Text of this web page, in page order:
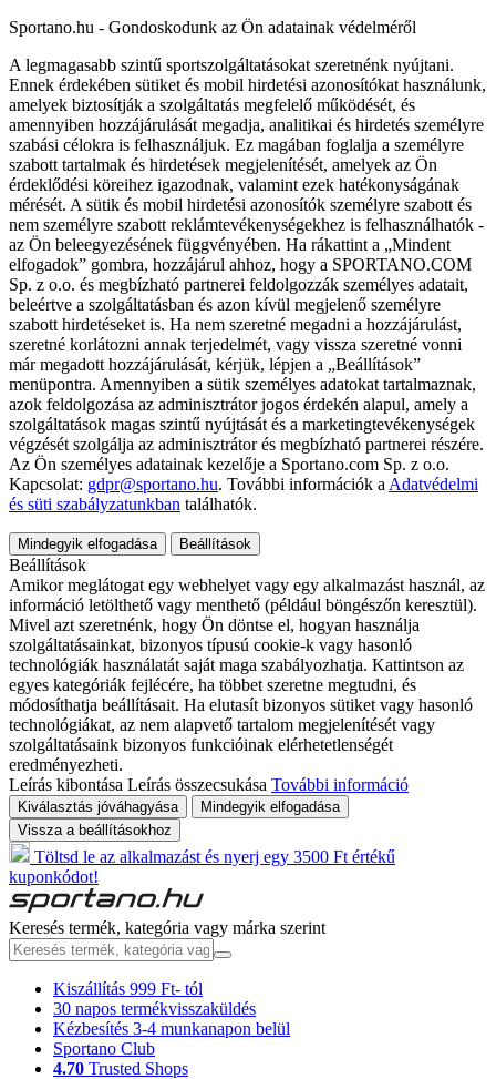
Sportano.hu - Gondoskodunk az Ön adatainak védelméről
A legmagasabb szintű sportszolgáltatásokat szeretnénk nyújtani.
Ennek érdekében sütiket és mobil hirdetési azonosítókat használunk,
amelyek biztosítják a szolgáltatás megfelelő működését, és
amennyiben hozzájárulását megadja, analitikai és hirdetés személyre
szabási célokra is felhasználjuk. Ez magában foglalja a személyre
szabott tartalmak és hirdetések megjelenítését, amelyek az Ön
érdeklődési köreihez igazodnak, valamint ezek hatékonyságának
mérését. A sütik és mobil hirdetési azonosítók személyre szabott és
nem személyre szabott reklámtevékenységekhez is felhasználhatók -
az Ön beleegyezésének függvényében. Ha rákattint a „Mindent
elfogadok” gombra, hozzájárul ahhoz, hogy a SPORTANO.COM
Sp. z o.o. és megbízható partnerei feldolgozzák személyes adatait,
beleértve a szolgáltatásban és azon kívül megjelenő személyre
szabott hirdetéseket is. Ha nem szeretné megadni a hozzájárulást,
szeretné korlátozni annak terjedelmét, vagy vissza szeretné vonni
már megadott hozzájárulását, kérjük, lépjen a „Beállítások”
menüpontra. Amennyiben a sütik személyes adatokat tartalmaznak,
azok feldolgozása az adminisztrátor jogos érdekén alapul, amely a
szolgáltatások magas szintű nyújtását és a marketingtevékenységek
végzését szolgálja az adminisztrátor és megbízható partnerei részére.
Az Ön személyes adatainak kezelője a Sportano.com Sp. z o.o.
Kapcsolat: gdpr@sportano.hu. További információk a Adatvédelmi
és süti szabályzatunkban találhatók.
Mindegyik elfogadása Beállítások
Beállítások
Amikor meglátogat egy webhelyet vagy egy alkalmazást használ, az
információ letölthető vagy menthető (például böngészőn keresztül).
Mivel azt szeretnénk, hogy Ön döntse el, hogyan használja
szolgáltatásainkat, bizonyos típusú cookie-k vagy hasonló
technológiák használatát saját maga szabályozhatja. Kattintson az
egyes kategóriák fejlécére, ha többet szeretne megtudni, és
módosíthatja beállításait. Ha elutasít bizonyos sütiket vagy hasonló
technológiákat, az nem alapvető tartalom megjelenítését vagy
szolgáltatásaink bizonyos funkcióinak elérhetetlenségét
eredményezheti.
Leírás kibontása Leírás összecsukása További információ
Kiválasztás jóváhagyása
Mindegyik elfogadása
Vissza a beállításokhoz
Töltsd le az alkalmazást és nyerj egy 3500 Ft értékű
kuponkódot!
Keresés termék, kategória vagy márka szerint
Kiszállítás 999 Ft- tól
30 napos termékvisszaküldés
Kézbesítés 3-4 munkanapon belül
Sportano Club
4.70 Trusted Shops